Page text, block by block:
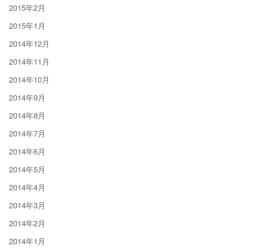
2015年2月
2015年1月
2014年12月
2014年11月
2014年10月
2014年9月
2014年8月
2014年7月
2014年6月
2014年5月
2014年4月
2014年3月
2014年2月
2014年1月